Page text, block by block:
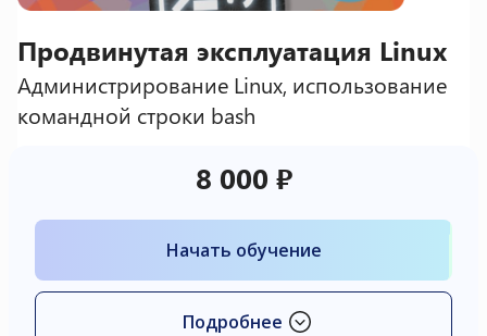
Продвинутая эксплуатация Linux
Администрирование Linux, использование
командной строки bash
8 000 ₽
Начать обучение
Подробнее